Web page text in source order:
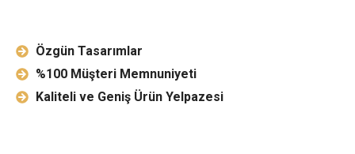
Özgün Tasarımlar
%100 Müşteri Memnuniyeti
Kaliteli ve Geniş Ürün Yelpazesi